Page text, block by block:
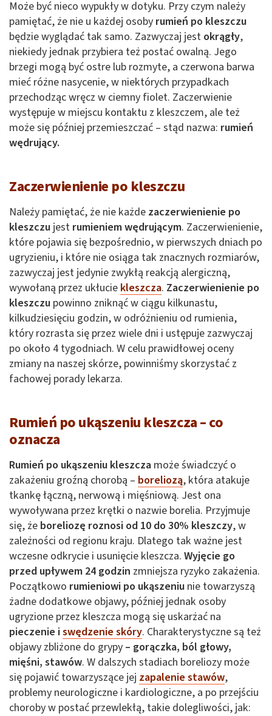
Może być nieco wypukły w dotyku. Przy czym należy
pamiętać, że nie u każdej osoby rumień po kleszczu
będzie wyglądać tak samo. Zazwyczaj jest okrągły,
niekiedy jednak przybiera też postać owalną. Jego
brzegi mogą być ostre lub rozmyte, a czerwona barwa
mieć różne nasycenie, w niektórych przypadkach
przechodząc wręcz w ciemny fiolet. Zaczerwienie
występuje w miejscu kontaktu z kleszczem, ale też
może się później przemieszczać – stąd nazwa: rumień
wędrujący.
Zaczerwienienie po kleszczu
Należy pamiętać, że nie każde zaczerwienienie po
kleszczu jest rumieniem wędrującym. Zaczerwienienie,
które pojawia się bezpośrednio, w pierwszych dniach po
ugryzieniu, i które nie osiąga tak znacznych rozmiarów,
zazwyczaj jest jedynie zwykłą reakcją alergiczną,
wywołaną przez ukłucie kleszcza. Zaczerwienienie po
kleszczu powinno zniknąć w ciągu kilkunastu,
kilkudziesięciu godzin, w odróżnieniu od rumienia,
który rozrasta się przez wiele dni i ustępuje zazwyczaj
po około 4 tygodniach. W celu prawidłowej oceny
zmiany na naszej skórze, powinniśmy skorzystać z
fachowej porady lekarza.
Rumień po ukąszeniu kleszcza – co
oznacza
Rumień po ukąszeniu kleszcza może świadczyć o
zakażeniu groźną chorobą – boreliozą, która atakuje
tkankę łączną, nerwową i mięśniową. Jest ona
wywoływana przez krętki o nazwie borelia. Przyjmuje
się, że boreliozę roznosi od 10 do 30% kleszczy, w
zależności od regionu kraju. Dlatego tak ważne jest
wczesne odkrycie i usunięcie kleszcza. Wyjęcie go
przed upływem 24 godzin zmniejsza ryzyko zakażenia.
Początkowo rumieniowi po ukąszeniu nie towarzyszą
żadne dodatkowe objawy, później jednak osoby
ugryzione przez kleszcza mogą się uskarżać na
pieczenie iswędzenie skóry. Charakterystyczne są też
objawy zbliżone do grypy – gorączka, ból głowy,
mięśni, stawów. W dalszych stadiach boreliozy może
się pojawić towarzyszące jej zapalenie stawów,
problemy neurologiczne i kardiologiczne, a po przejściu
choroby w postać przewlekłą, takie dolegliwości, jak: